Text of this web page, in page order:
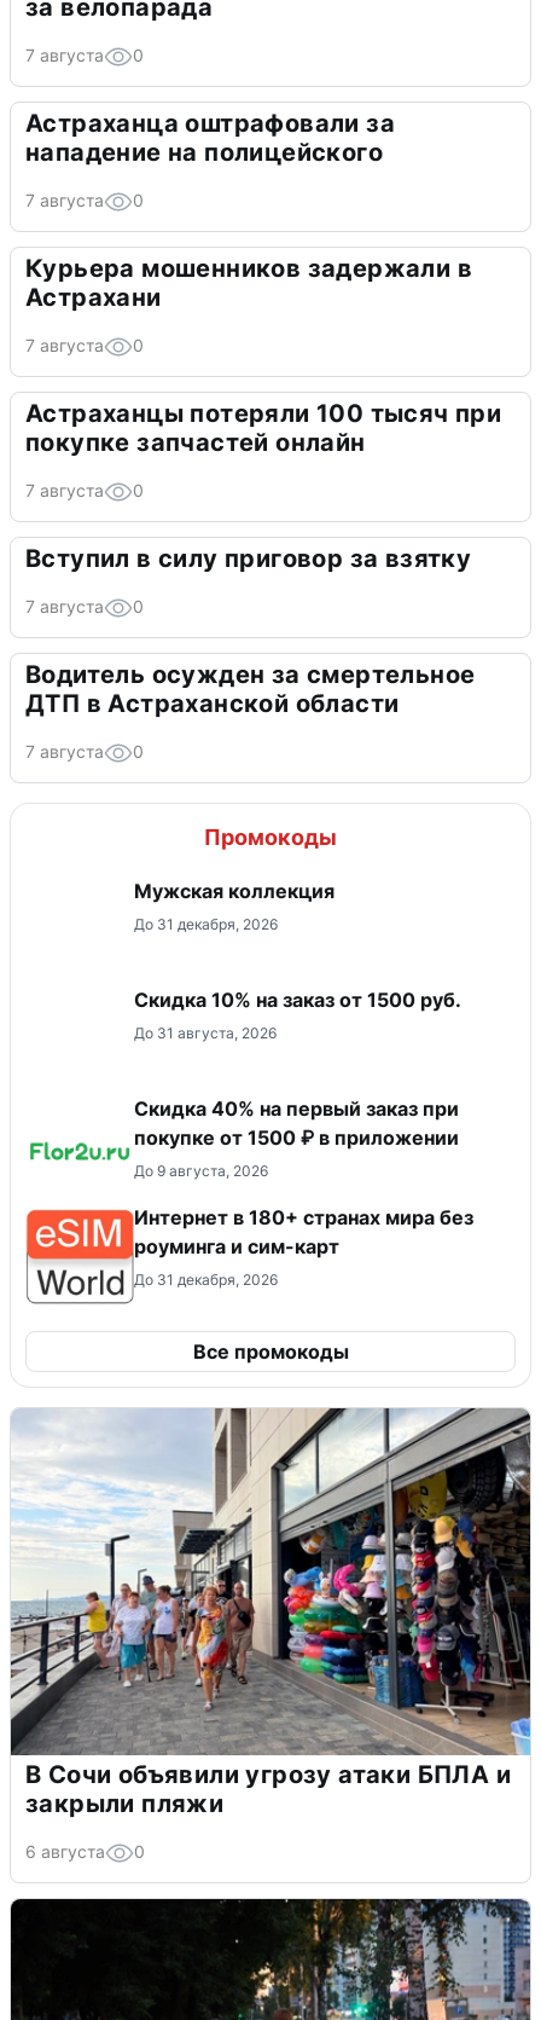
за велопарада
7 августа 0
Астраханца оштрафовали за
нападение на полицейского
7 августа 0
Курьера мошенников задержали в
Астрахани
7 августа 0
Астраханцы потеряли 100 тысяч при
покупке запчастей онлайн
7 августа 0
Вступил в силу приговор за взятку
7 августа 0
Водитель осужден за смертельное
ДТП в Астраханской области
7 августа 0
Промокоды
Мужская коллекция
До 31 декабря, 2026
Скидка 10% на заказ от 1500 руб.
До 31 августа, 2026
Скидка 40% на первый заказ при
покупке от 1500 ₽ в приложении
До 9 августа, 2026
Интернет в 180+ странах мира без
роуминга и сим-карт
До 31 декабря, 2026
Все промокоды
В Сочи объявили угрозу атаки БПЛА и
закрыли пляжи
6 августа 0